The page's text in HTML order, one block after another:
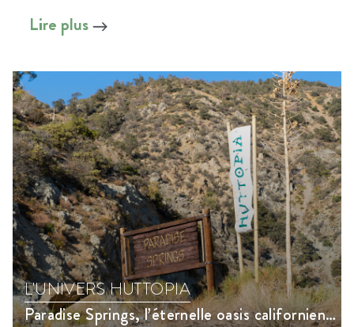
Lire plus
L'UNIVERS HUTTOPIA
Paradise Springs, l’éternelle oasis californienne